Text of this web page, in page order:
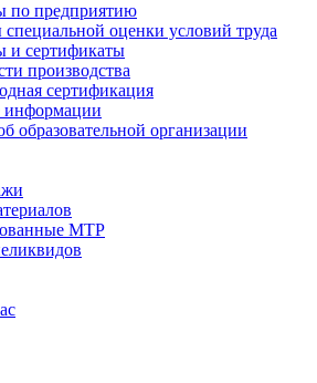
по предприятию
специальной оценки условий труда
и сертификаты
производства
сертификация
информации
образовательной организации
МТР